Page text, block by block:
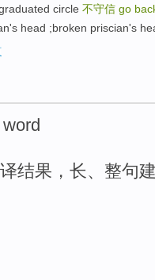
circle 不守信 go
head ;broken priscian's
结果，长、整句